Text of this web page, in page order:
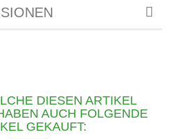
DIESEN ARTIKEL
AUCH FOLGENDE
GEKAUFT: